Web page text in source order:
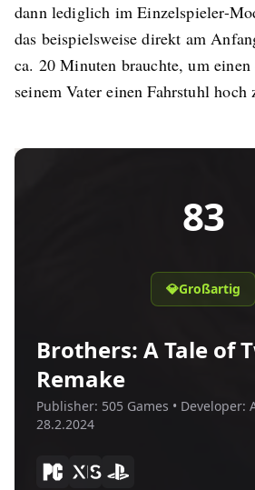
dann lediglich im Einzelspieler-
das beispielsweise direkt am
ca. 20 Minuten brauchte, um
seinem Vater einen Fahrstuhl hoch
83
💎Großartig
Brothers: A Tale of
Remake
Publisher: 505 Games • Developer:
28.2.2024